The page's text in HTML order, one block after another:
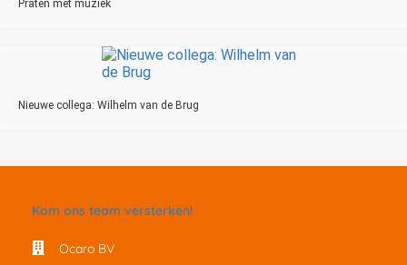
Praten met muziek
Nieuwe collega: Wilhelm van de Brug
Kom ons team versterken!
Ocaro BV